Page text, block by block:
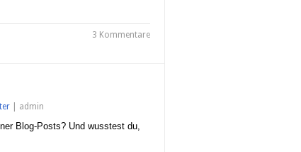
3 Kommentare
| admin
Blog-Posts? Und wusstest du,